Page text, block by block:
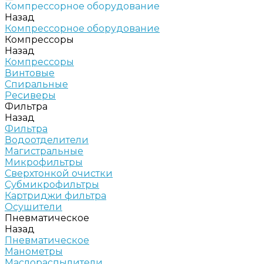
Компрессорное оборудование
Назад
Компрессорное оборудование
Компрессоры
Назад
Компрессоры
Винтовые
Спиральные
Ресиверы
Фильтра
Назад
Фильтра
Водоотделители
Магистральные
Микрофильтры
Сверхтонкой очистки
Субмикрофильтры
Картриджи фильтра
Осушители
Пневматическое
Назад
Пневматическое
Манометры